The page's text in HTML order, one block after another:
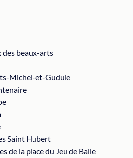
des beaux-arts
Michel-et-Gudule
Saint Hubert
de la place du Jeu de Balle